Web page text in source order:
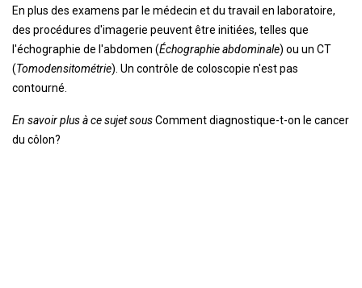
En plus des examens par le médecin et du travail en laboratoire,
des procédures d'imagerie peuvent être initiées, telles que
l'échographie de l'abdomen (Échographie abdominale) ou un CT
(Tomodensitométrie). Un contrôle de coloscopie n'est pas
contourné.
En savoir plus à ce sujet sousComment diagnostique-t-on le cancer
du côlon?